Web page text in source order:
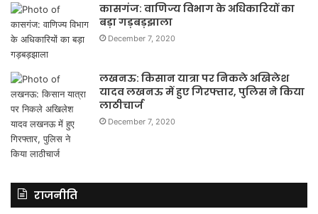
कासगंज: वाणिज्य विभाग के अधिकारियों का
बड़ा गड़बड़झाला
December 7, 2020
लखनऊ: किसान यात्रा पर निकले अखिलेश
यादव लखनऊ में हुए गिरफ्तार, पुलिस ने किया
लाठीचार्ज
December 7, 2020
राजनीति